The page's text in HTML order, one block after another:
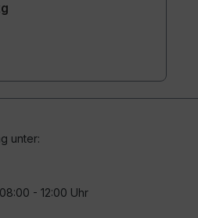
unter:
- 12:00 Uhr